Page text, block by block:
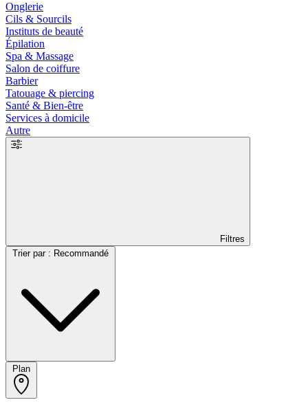
Onglerie
Cils & Sourcils
Instituts de beauté
Épilation
Spa & Massage
Salon de coiffure
Barbier
Tatouage & piercing
Santé & Bien-être
Services à domicile
Autre
Filtres